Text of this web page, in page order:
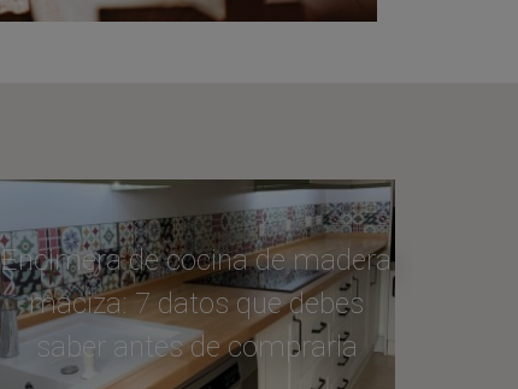
Encimera de cocina de madera
maciza: 7 datos que debes
saber antes de comprarla